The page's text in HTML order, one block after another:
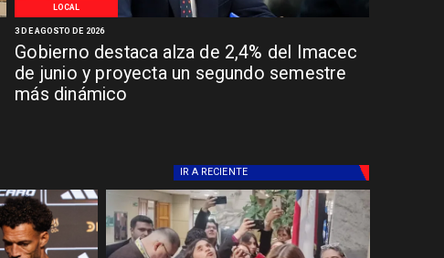
LOCAL
Gobierno destaca alza de 2,4% del Imacec
de junio y proyecta un segundo semestre
más dinámico
3 DE AGOSTO DE 2026
IR A RECIENTE